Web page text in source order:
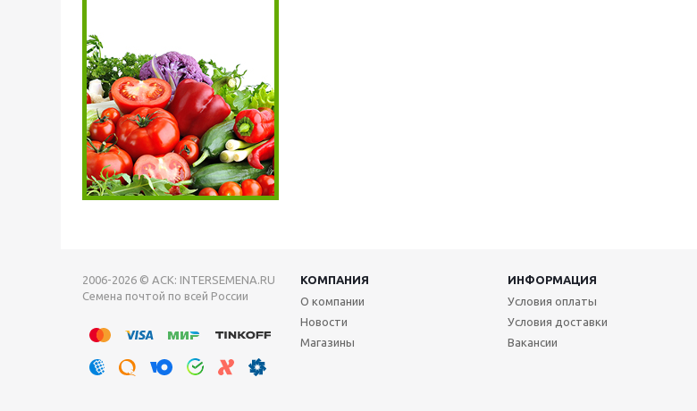
2006-2026 © АСК: INTERSEMENA.RU
Семена почтой по всей России
КОМПАНИЯ ИНФОРМАЦИЯ
О компании
Новости
Магазины
Условия оплаты
Условия доставки
Вакансии